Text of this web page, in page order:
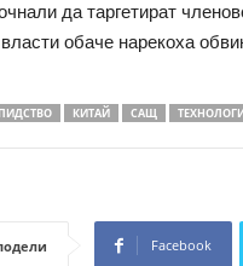
да таргетират
обаче нарекоха
КИТАЙ САЩ
Facebook